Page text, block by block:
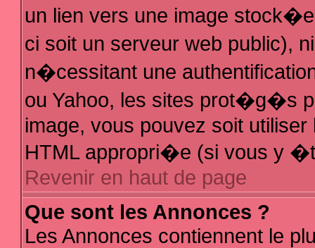
un lien vers une image
ci soit un serveur web public),
n�cessitant une
ou Yahoo, les sites prot�g�s
image, vous pouvez soit
HTML appropri�e (si vous y
Revenir en haut de page
Que sont les Annonces ?
Les Annonces contiennent le